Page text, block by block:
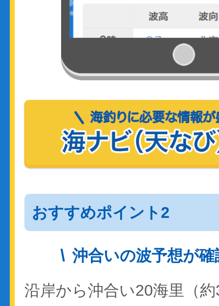
おすすめポイント2
沖合いの波予想が
沿岸から沖合い20海里（